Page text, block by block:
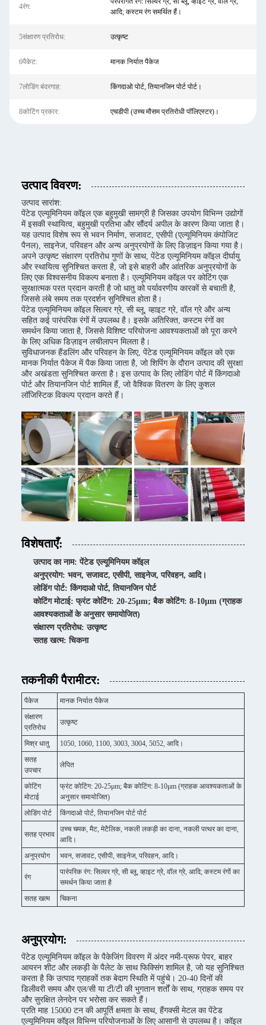
4रंग:
आदि; कस्टम रंग समर्थित हैं।
5संक्षारण प्रतिरोध: उत्कृष्ट
6पैकेट: मानक निर्यात पैकेज
7लोडिंग बंदरगाह: किंगदाओ पोर्ट, तियानजिन पोर्ट पोर्ट।
8कोटिंग प्रकार: एचडीपी (उच्च मौसम प्रतिरोधी पॉलिएस्टर)।
उत्पाद विवरण:
उत्पाद सारांश:
पेंटेड एल्यूमिनियम कॉइल एक बहुमुखी सामग्री है जिसका उपयोग विभिन्न उद्योगों
में इसकी स्थायित्व, बहुमुखी प्रतिभा और सौंदर्य अपील के कारण किया जाता है।
यह उत्पाद विशेष रूप से भवन निर्माण, सजावट, एसीपी (एल्यूमिनियम कंपोजिट
पैनल), साइनेज, परिवहन और अन्य अनुप्रयोगों के लिए डिज़ाइन किया गया है।
अपने उत्कृष्ट संक्षारण प्रतिरोध गुणों के साथ, पेंटेड एल्यूमिनियम कॉइल दीर्घायु
और स्थायित्व सुनिश्चित करता है, जो इसे बाहरी और आंतरिक अनुप्रयोगों के
लिए एक विश्वसनीय विकल्प बनाता है। एल्यूमिनियम कॉइल पर कोटिंग एक
सुरक्षात्मक परत प्रदान करती है जो धातु को पर्यावरणीय कारकों से बचाती है,
जिससे लंबे समय तक प्रदर्शन सुनिश्चित होता है।
पेंटेड एल्यूमिनियम कॉइल सिल्वर ग्रे, सी ब्लू, व्हाइट ग्रे, वॉल ग्रे और अन्य
सहित कई पारंपरिक रंगों में उपलब्ध है। इसके अतिरिक्त, कस्टम रंगों का
समर्थन किया जाता है, जिससे विशिष्ट परियोजना आवश्यकताओं को पूरा करने
के लिए अधिक डिज़ाइन लचीलापन मिलता है।
सुविधाजनक हैंडलिंग और परिवहन के लिए, पेंटेड एल्यूमिनियम कॉइल को एक
मानक निर्यात पैकेज में पैक किया जाता है, जो शिपिंग के दौरान उत्पाद की सुरक्षा
और अखंडता सुनिश्चित करता है। इस उत्पाद के लिए लोडिंग पोर्ट में किंगदाओ
पोर्ट और तियानजिन पोर्ट शामिल हैं, जो वैश्विक वितरण के लिए कुशल
लॉजिस्टिक विकल्प प्रदान करते हैं।
विशेषताएँ:
उत्पाद का नाम: पेंटेड एल्यूमिनियम कॉइल
अनुप्रयोग: भवन, सजावट, एसीपी, साइनेज, परिवहन, आदि।
लोडिंग पोर्ट: किंगदाओ पोर्ट, तियानजिन पोर्ट
कोटिंग मोटाई: फ्रंट कोटिंग: 20-25μm; बैक कोटिंग: 8-10μm (ग्राहक
आवश्यकताओं के अनुसार समायोजित)
संक्षारण प्रतिरोध: उत्कृष्ट
सतह खत्म: चिकना
तकनीकी पैरामीटर:
पैकेज
मानक निर्यात पैकेज
संक्षारण
प्रतिरोध
उत्कृष्ट
मिश्र धातु
1050, 1060, 1100, 3003, 3004, 5052, आदि।
सतह
उपचार
लेपित
कोटिंग
मोटाई
फ्रंट कोटिंग: 20-25μm; बैक कोटिंग: 8-10μm (ग्राहक आवश्यकताओं के
अनुसार समायोजित)
लोडिंग पोर्ट
किंगदाओ पोर्ट, तियानजिन पोर्ट पोर्ट
सतह प्रभाव
उच्च चमक, मैट, मेटैलिक, नकली लकड़ी का दाना, नकली पत्थर का दाना,
आदि।
अनुप्रयोग
भवन, सजावट, एसीपी, साइनेज, परिवहन, आदि।
रंग
पारंपरिक रंग: सिल्वर ग्रे, सी ब्लू, व्हाइट ग्रे, वॉल ग्रे, आदि; कस्टम रंगों का
समर्थन किया जाता है
सतह खत्म
चिकना
अनुप्रयोग:
पेंटेड एल्यूमिनियम कॉइल के पैकेजिंग विवरण में अंदर नमी-प्रूफ पेपर, बाहर
आयरन शीट और लकड़ी के पैलेट के साथ फिक्सिंग शामिल है, जो यह सुनिश्चित
करता है कि उत्पाद ग्राहकों तक बेदाग स्थिति में पहुंचे। 20-40 दिनों की
डिलीवरी समय और एल/सी या टी/टी की भुगतान शर्तों के साथ, ग्राहक समय पर
और सुरक्षित लेनदेन पर भरोसा कर सकते हैं।
प्रति माह 15000 टन की आपूर्ति क्षमता के साथ, हैंगक्सी मेटल का पेंटेड
एल्यूमिनियम कॉइल विभिन्न परियोजनाओं के लिए आसानी से उपलब्ध है। कॉइल